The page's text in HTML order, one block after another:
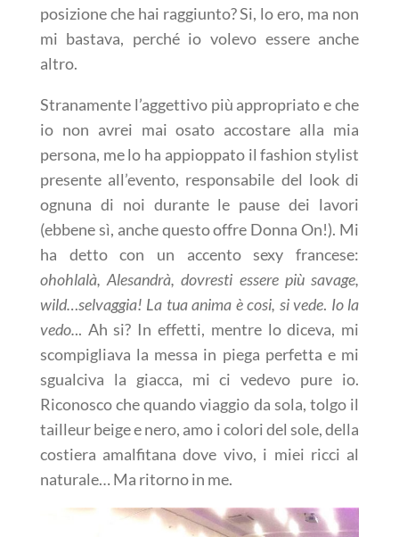
posizione che hai raggiunto? Si, lo ero, ma non
mi bastava, perché io volevo essere anche
altro.
Stranamente l’aggettivo più appropriato e che
io non avrei mai osato accostare alla mia
persona, me lo ha appioppato il fashion stylist
presente all’evento, responsabile del look di
ognuna di noi durante le pause dei lavori
(ebbene sì, anche questo offre Donna On!). Mi
ha detto con un accento sexy francese:
ohohlalà, Alesandrà, dovresti essere più savage,
wild…selvaggia! La tua anima è cosi, si vede. Io la
vedo... Ah si? In effetti, mentre lo diceva, mi
scompigliava la messa in piega perfetta e mi
sgualciva la giacca, mi ci vedevo pure io.
Riconosco che quando viaggio da sola, tolgo il
tailleur beige e nero, amo i colori del sole, della
costiera amalfitana dove vivo, i miei ricci al
naturale… Ma ritorno in me.